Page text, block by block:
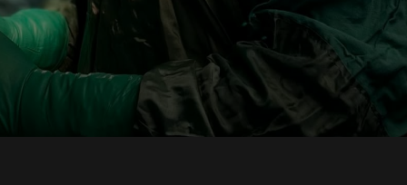
karar vermiştir.